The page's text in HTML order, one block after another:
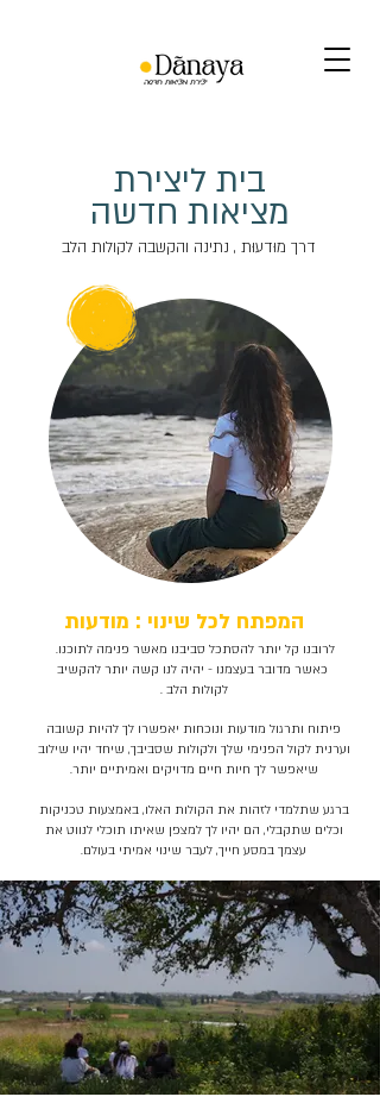
​​​​בית ליצירת
מציאות חדשה
דרך מוּדעוּת , נתינה והקשבה לקולות הלב
המפתח לכל שינוי : מודעות
לרובנו קל יותר להסתכל סביבנו מאשר פנימה לתוכנו.
כאשר מדובר בעצמנו - יהיה לנו קשה יותר להקשיב
לקולות הלב .
פיתוח ותרגול מודעות ונוכחות יאפשרו לך להיות קשובה
וערנית לקול הפנימי שלך ולקולות שסביבך, שיחד יהיו שילוב
שיאפשר לך חיות חיים מדויקים ואמיתיים יותר.
ברגע שתלמדי לזהות את הקולות האלו, באמצעות טכניקות
וכלים שתקבלי, הם יהיו לך למצפן שאיתו תוכלי לנווט את
עצמך במסע חייך, לעבר שינוי אמיתי בעולם.